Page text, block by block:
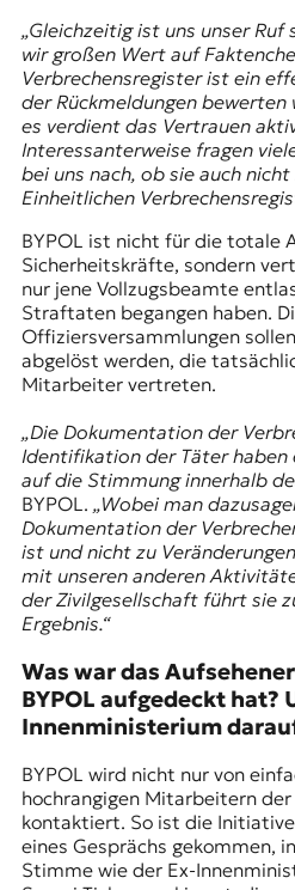
„Gleichzeitig ist uns unser Ruf
wir großen Wert auf
Verbrechensregister ist ein
der Rückmeldungen
es verdient das Vertrauen
Interessanterweise fragen
bei uns nach, ob sie auch
Einheitlichen
BYPOL ist nicht für die totale
Sicherheitskräfte, sondern
nur jene Vollzugsbeamte
Straftaten begangen haben.
Offiziersversammlungen
abgelöst werden, die
Mitarbeiter vertreten.
„Die Dokumentation der
Identifikation der Täter haben
auf die Stimmung innerhalb
BYPOL. „Wobei man
Dokumentation der
ist und nicht zu
mit unseren anderen
der Zivilgesellschaft führt sie
Ergebnis.“
Was war das
BYPOL aufgedeckt hat?
Innenministerium
BYPOL wird nicht nur von
hochrangigen Mitarbeitern
kontaktiert. So ist die
eines Gesprächs gekommen,
Stimme wie der Ex-